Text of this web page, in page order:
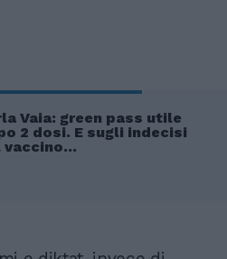
Vaia: green pass utile
2 dosi. E sugli indecisi
vaccino...